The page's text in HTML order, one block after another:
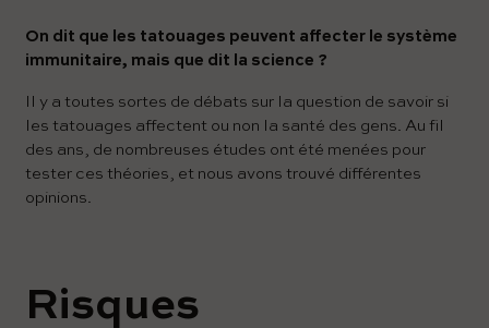
On dit que les tatouages ​​peuvent affecter le système
immunitaire, mais que dit la science ?
Il y a toutes sortes de débats sur la question de savoir si
les tatouages ​​affectent ou non la santé des gens. Au fil
des ans, de nombreuses études ont été menées pour
tester ces théories, et nous avons trouvé différentes
opinions.
Risques